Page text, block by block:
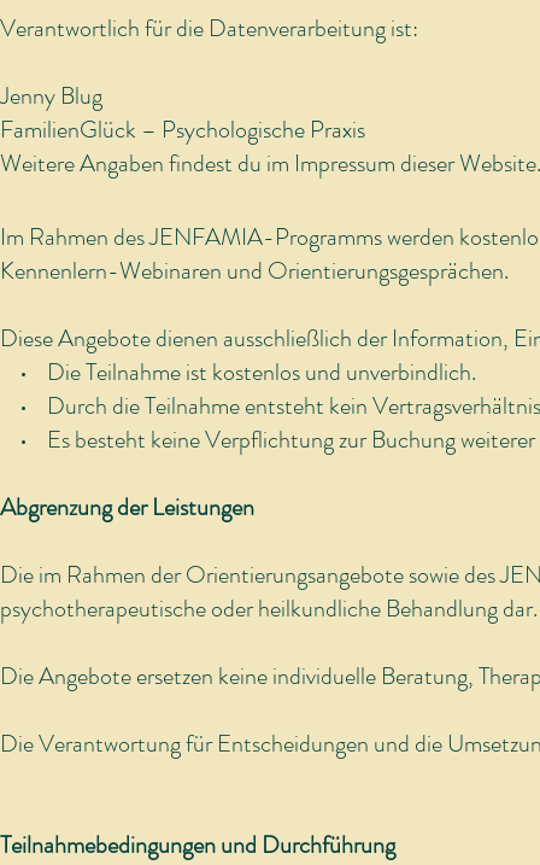
Verantwortlich für die Datenverarbeitung ist:
Jenny Blug
FamilienGlück – Psychologische Praxis
Weitere Angaben findest du im Impressum dieser Website.
Im Rahmen des JENFAMIA-Programms werden
Kennenlern-Webinaren und Orientierungsgesprächen.
Diese Angebote dienen ausschließlich der Information,
• Die Teilnahme ist kostenlos und unverbindlich.
• Durch die Teilnahme entsteht kein
• Es besteht keine Verpflichtung zur Buchung
Abgrenzung der Leistungen
Die im Rahmen der Orientierungsangebote sowie des
psychotherapeutische oder heilkundliche Behandlung dar.
Die Angebote ersetzen keine individuelle Beratung,
Die Verantwortung für Entscheidungen und die
Teilnahmebedingungen und Durchführung